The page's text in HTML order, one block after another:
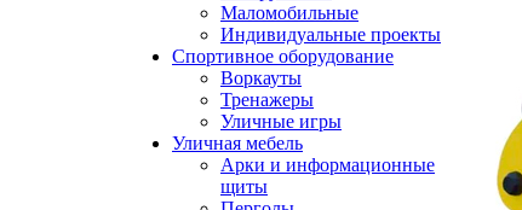
Маломобильные
Индивидуальные проекты
Спортивное оборудование
Воркауты
Тренажеры
Уличные игры
Уличная мебель
Арки и информационные
щиты